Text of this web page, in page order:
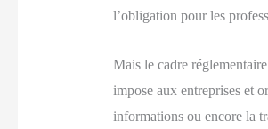
l’obligation pour les
Mais le cadre
impose aux entreprises et
informations ou encore la